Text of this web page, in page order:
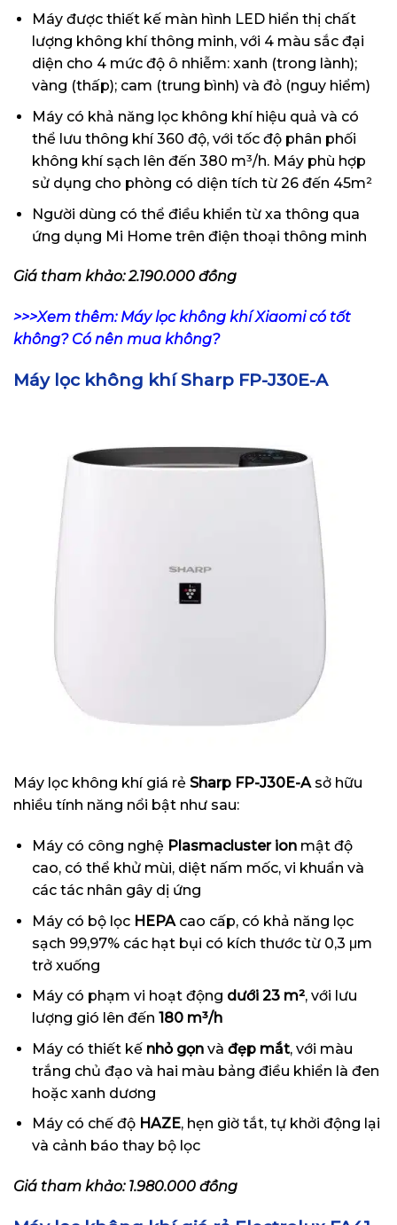
Máy được thiết kế màn hình LED hiển thị chất
lượng không khí thông minh, với 4 màu sắc đại
diện cho 4 mức độ ô nhiễm: xanh (trong lành);
vàng (thấp); cam (trung bình) và đỏ (nguy hiểm)
Máy có khả năng lọc không khí hiệu quả và có
thể lưu thông khí 360 độ, với tốc độ phân phối
không khí sạch lên đến 380 m³/h. Máy phù hợp
sử dụng cho phòng có diện tích từ 26 đến 45m²
Người dùng có thể điều khiển từ xa thông qua
ứng dụng Mi Home trên điện thoại thông minh
Giá tham khảo: 2.190.000 đồng
>>>Xem thêm: Máy lọc không khí Xiaomi có tốt
không? Có nên mua không?
Máy lọc không khí Sharp FP-J30E-A
Máy lọc không khí giá rẻ Sharp FP-J30E-A sở hữu
nhiều tính năng nổi bật như sau:
Máy có công nghệ Plasmacluster ionmật độ
cao, có thể khử mùi, diệt nấm mốc, vi khuẩn và
các tác nhân gây dị ứng
Máy có bộ lọc HEPAcao cấp, có khả năng lọc
sạch 99,97% các hạt bụi có kích thước từ 0,3 μm
trở xuống
Máy có phạm vi hoạt động dưới 23 m², với lưu
lượng gió lên đến 180 m³/h
Máy có thiết kế nhỏ gọnvà đẹp mắt, với màu
trắng chủ đạo và hai màu bảng điều khiển là đen
hoặc xanh dương
Máy có chế độ HAZE, hẹn giờ tắt, tự khởi động lại
và cảnh báo thay bộ lọc
Giá tham khảo: 1.980.000 đồng